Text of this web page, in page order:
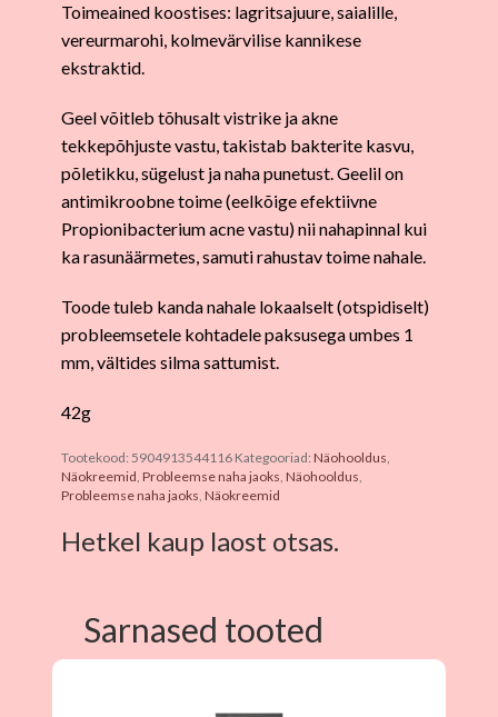
Toimeained koostises: lagritsajuure, saialille,
vereurmarohi, kolmevärvilise kannikese
ekstraktid.
Geel võitleb tõhusalt vistrike ja akne
tekkepõhjuste vastu, takistab bakterite kasvu,
põletikku, sügelust ja naha punetust. Geelil on
antimikroobne toime (eelkõige efektiivne
Propionibacterium acne vastu) nii nahapinnal kui
ka rasunäärmetes, samuti rahustav toime nahale.
Toode tuleb kanda nahale lokaalselt (otspidiselt)
probleemsetele kohtadele paksusega umbes 1
mm, vältides silma sattumist.
42g
Tootekood: 5904913544116 Kategooriad: Näohooldus,
Näokreemid, Probleemse naha jaoks, Näohooldus,
Probleemse naha jaoks, Näokreemid
Hetkel kaup laost otsas.
Sarnased tooted